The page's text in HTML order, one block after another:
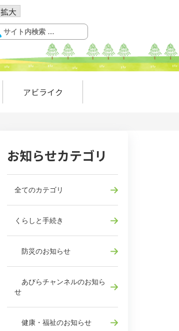
拡大
アビライク
お知らせカテゴリ
全てのカテゴリ
くらしと手続き
防災のお知らせ
あびらチャンネルのお知ら
せ
健康・福祉のお知らせ